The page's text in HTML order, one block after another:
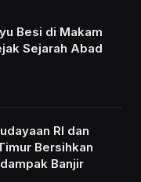
Besi di Makam
Sejarah Abad
RI dan
Bersihkan
Banjir